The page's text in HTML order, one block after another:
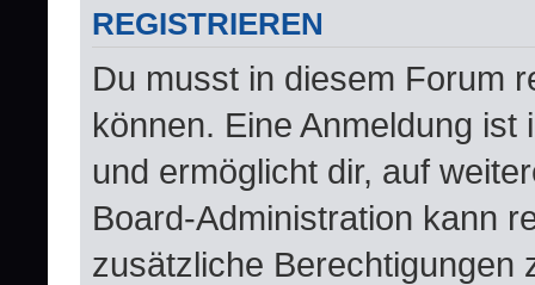
REGISTRIEREN
Du musst in diesem Forum
können. Eine Anmeldung
und ermöglicht dir, auf
Board-Administration kann
zusätzliche Berechtigungen